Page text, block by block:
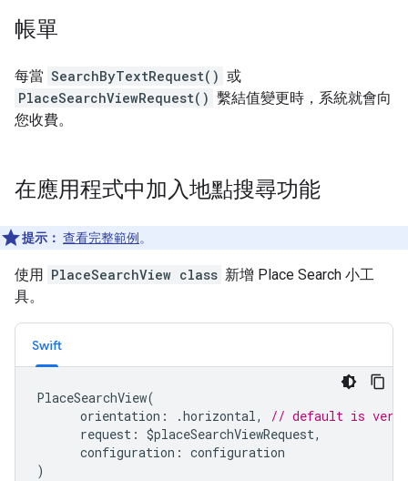
帳單
每當 SearchByTextRequest() 或
PlaceSearchViewRequest() 繫結值變更時，系統就會向
您收費。
在應用程式中加入地點搜尋功能
提示： 查看完整範例 。
使用 PlaceSearchView class 新增 Place Search 小工
具。
Swift
PlaceSearchView(
orientation : .horizontal,
// default is
request : $placeSearchViewRequest,
configuration : configuration
)